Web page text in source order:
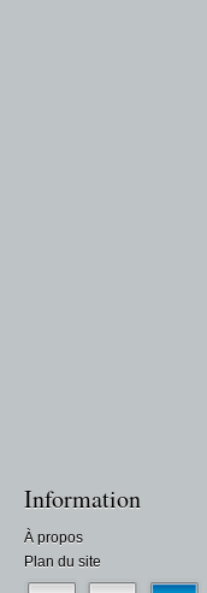
Information
À propos
Plan du site